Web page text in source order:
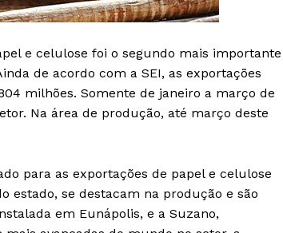
e celulose foi o segundo mais importante
de acordo com a SEI, as exportações
milhões. Somente de janeiro a março de
Na área de produção, até março deste
para as exportações de papel e celulose
estado, se destacam na produção e são
em Eunápolis, e a Suzano,